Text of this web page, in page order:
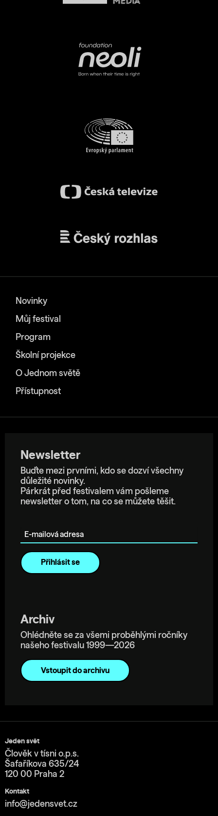
Novinky
Můj festival
Program
Školní projekce
O Jednom světě
Přístupnost
Newsletter
Buďte mezi prvními, kdo se dozví všechny
důležité novinky.
Párkrát před festivalem vám pošleme
newsletter o tom, na co se můžete těšit.
Archiv
Ohlédněte se za všemi proběhlými ročníky
našeho festivalu 1999—2026
Vstoupit do archivu
Jeden svět
Člověk v tísni o.p.s.
Šafaříkova 635/24
120 00 Praha 2
Kontakt
info@jedensvet.cz